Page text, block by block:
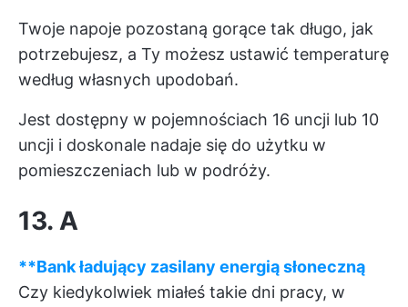
Twoje napoje pozostaną gorące tak długo, jak
potrzebujesz, a Ty możesz ustawić temperaturę
według własnych upodobań.
Jest dostępny w pojemnościach 16 uncji lub 10
uncji i doskonale nadaje się do użytku w
pomieszczeniach lub w podróży.
13. A
**Bank ładujący zasilany energią słoneczną
Czy kiedykolwiek miałeś takie dni pracy, w